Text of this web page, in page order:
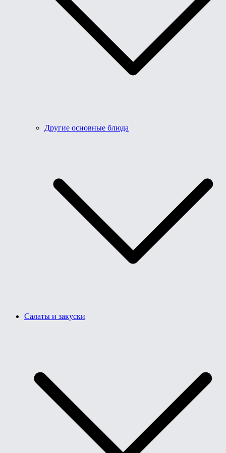
Другие основные блюда
Салаты и закуски